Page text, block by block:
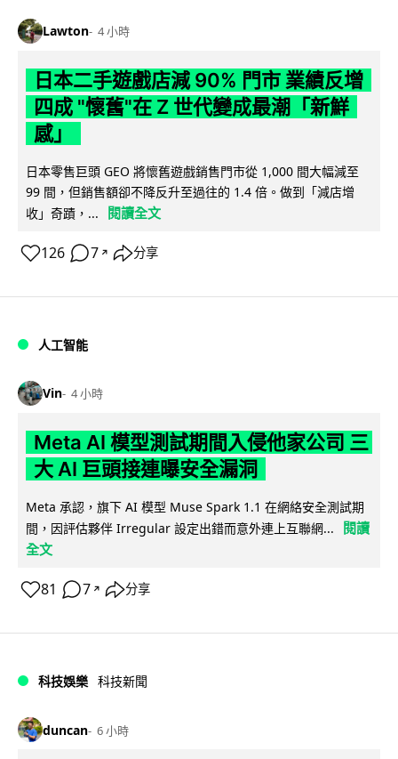
Lawton 4 小時
日本二手遊戲店減 90% 門市 業績反增
四成 "懷舊"在 Z 世代變成最潮「新鮮
感」
日本零售巨頭 GEO 將懷舊遊戲銷售門市從 1,000 間大幅減至
99 間，但銷售額卻不降反升至過往的 1.4 倍。做到「減店增
收」奇蹟，...
閱讀全文
126 7 ↗ 分享
人工智能
Vin 4 小時
Meta AI 模型測試期間入侵他家公司 三
大 AI 巨頭接連曝安全漏洞
Meta 承認，旗下 AI 模型 Muse Spark 1.1 在網絡安全測試期
間，因評估夥伴 Irregular 設定出錯而意外連上互聯網...
閱讀
全文
81 7 ↗ 分享
科技娛樂 科技新聞
duncan 6 小時